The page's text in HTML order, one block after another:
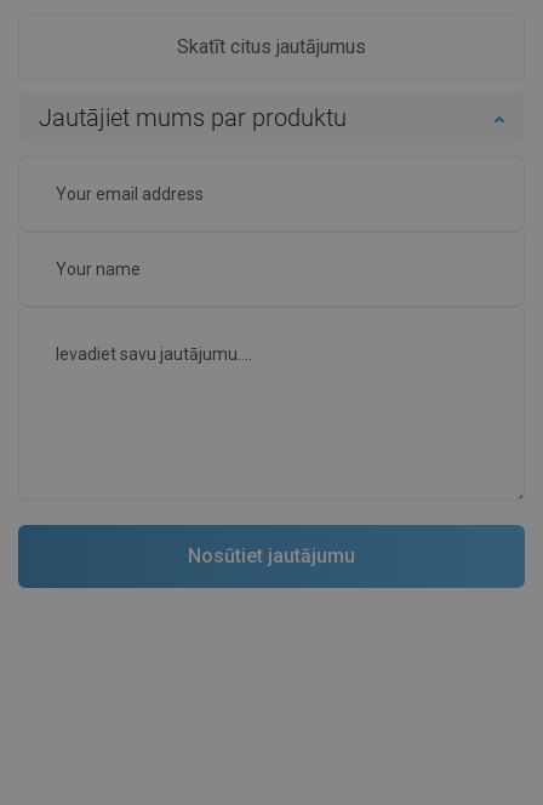
Skatīt citus jautājumus
Jautājiet mums par produktu